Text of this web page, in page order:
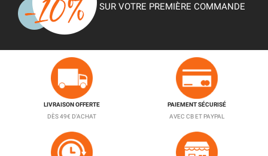
SUR VOTRE PREMIÈRE COMMANDE
LIVRAISON OFFERTE
DÈS 49€ D'ACHAT
PAIEMENT SÉCURISÉ
AVEC CB ET PAYPAL